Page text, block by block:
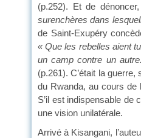
(p.252). Et de
surenchères dans
de Saint-Exupéry
« Que les rebelles aient
un camp contre un
(p.261). C’était la
du Rwanda, au cours de
S’il est indispensable de
une vision unilatérale.
Arrivé à Kisangani,